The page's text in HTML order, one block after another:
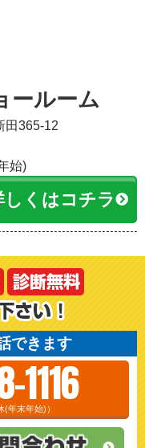
ールーム
田365-12
始)
くはコチラ
できます
1116
年末年始)）